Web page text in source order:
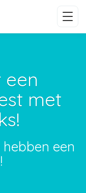
een
met
een